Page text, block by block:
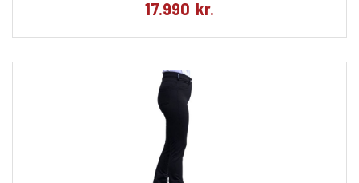
17.990 kr.